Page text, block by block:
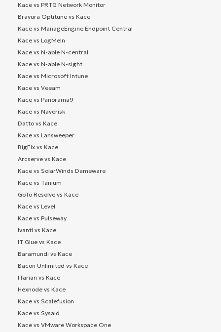
Kace vs PRTG Network Monitor
Bravura Optitune vs Kace
Kace vs ManageEngine Endpoint Central
Kace vs LogMeIn
Kace vs N-able N-central
Kace vs N-able N-sight
Kace vs Microsoft Intune
Kace vs Veeam
Kace vs Panorama9
Kace vs Naverisk
Datto vs Kace
Kace vs Lansweeper
BigFix vs Kace
Arcserve vs Kace
Kace vs SolarWinds Dameware
Kace vs Tanium
GoTo Resolve vs Kace
Kace vs Level
Kace vs Pulseway
Ivanti vs Kace
IT Glue vs Kace
Baramundi vs Kace
Bacon Unlimited vs Kace
ITarian vs Kace
Hexnode vs Kace
Kace vs Scalefusion
Kace vs Sysaid
Kace vs VMware Workspace One